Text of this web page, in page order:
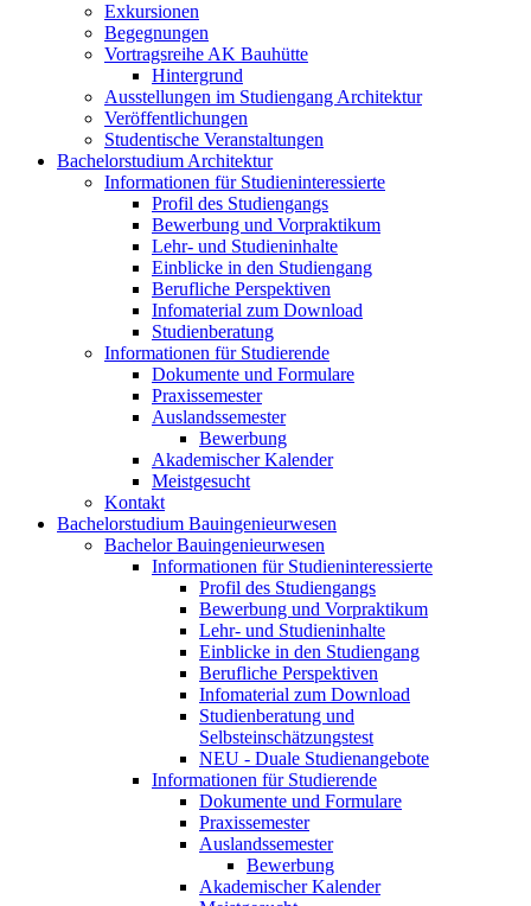
Exkursionen
Begegnungen
Vortragsreihe AK Bauhütte
Hintergrund
Ausstellungen im Studiengang Architektur
Veröffentlichungen
Studentische Veranstaltungen
Bachelorstudium Architektur
Informationen für Studieninteressierte
Profil des Studiengangs
Bewerbung und Vorpraktikum
Lehr- und Studieninhalte
Einblicke in den Studiengang
Berufliche Perspektiven
Infomaterial zum Download
Studienberatung
Informationen für Studierende
Dokumente und Formulare
Praxissemester
Auslandssemester
Bewerbung
Akademischer Kalender
Meistgesucht
Kontakt
Bachelorstudium Bauingenieurwesen
Bachelor Bauingenieurwesen
Informationen für Studieninteressierte
Profil des Studiengangs
Bewerbung und Vorpraktikum
Lehr- und Studieninhalte
Einblicke in den Studiengang
Berufliche Perspektiven
Infomaterial zum Download
Studienberatung und
Selbsteinschätzungstest
NEU - Duale Studienangebote
Informationen für Studierende
Dokumente und Formulare
Praxissemester
Auslandssemester
Bewerbung
Akademischer Kalender